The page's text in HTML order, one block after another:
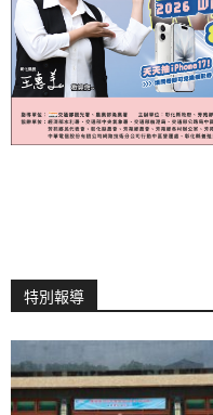
特別報導